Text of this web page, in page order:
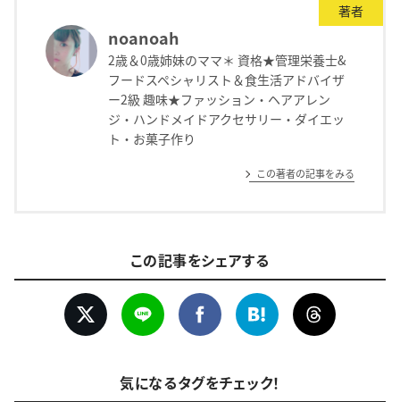
著者
noanoah
2歳＆0歳姉妹のママ＊ 資格★管理栄養士&
フードスペシャリスト＆食生活アドバイザ
ー2級 趣味★ファッション・ヘアアレン
ジ・ハンドメイドアクセサリー・ダイエッ
ト・お菓子作り
この著者の記事をみる
この記事をシェアする
気になるタグをチェック！